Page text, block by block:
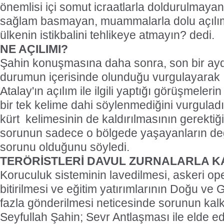
önemlisi içi somut icraatlarla
sağlam basmayan, muammalarla dolu
ülkenin istikbalini tehlikeye atmayın? dedi.
NE AÇILIMI?
Şahin konuşmasına daha sonra, son bir
durumun içerisinde olunduğu vurgulayarak
Atalay'ın açılım ile ilgili yaptığı
bir tek kelime dahi söylenmediğini
kürt kelimesinin de kaldırılmasının
sorunun sadece o bölgede yaşayanların
sorunu olduğunu söyledi.
TERÖRİSTLERİ DAVUL ZURNALARLA
Koruculuk sisteminin lavedilmesi, askeri
bitirilmesi ve eğitim yatırımlarının Doğu ve
fazla gönderilmesi neticesinde sorunun
Seyfullah Şahin; Sevr Antlaşması ile elde